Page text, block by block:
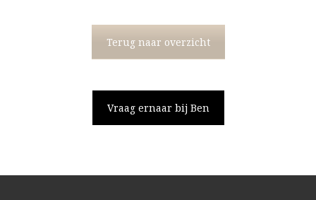
Terug naar overzicht
Vraag ernaar bij Ben